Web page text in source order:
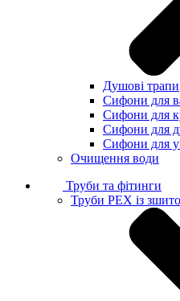
Душові трапи
Сифони для
Сифони для
Сифони для
Сифони для
Очищення води
Труби та фітинги
Труби PEX із